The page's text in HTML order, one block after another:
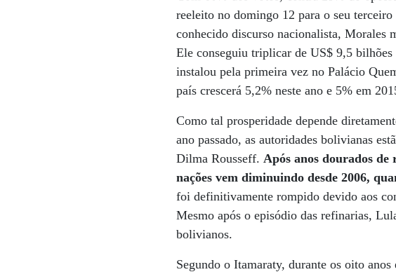
reeleito no domingo 12 para o seu
conhecido discurso nacionalista, Morales
Ele conseguiu triplicar de US$ 9,5
instalou pela primeira vez no Palácio
país crescerá 5,2% neste ano e 5% em
Como tal prosperidade depende
ano passado, as autoridades bolivianas
Dilma Rousseff.Após anos dourados
nações vem diminuindo desde 2006,
foi definitivamente rompido devido aos
Mesmo após o episódio das refinarias,
bolivianos.
Segundo o Itamaraty, durante os oito